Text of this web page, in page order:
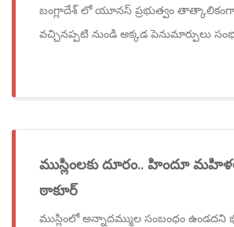
బంగ్లాదేశ్ లో యూనస్ ప్రభుత్వం
వచ్చినప్పటి నుండి అక్కడ పెనుమార్పులు
ముస్లింలకు దూరం.. హిందూ
ఠాకూర్
ముస్లింలో అన్నాదమ్ముల సంబంధం